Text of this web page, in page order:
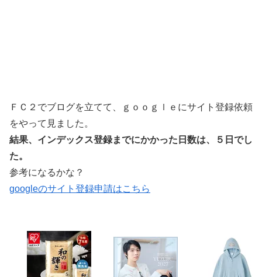
ＦＣ２でブログを立てて、ｇｏｏｇｌｅにサイト登録依頼
をやって見ました。
結果、インデックス登録までにかかった日数は、５日でし
た。
参考になるかな？
googleのサイト登録申請はこちら